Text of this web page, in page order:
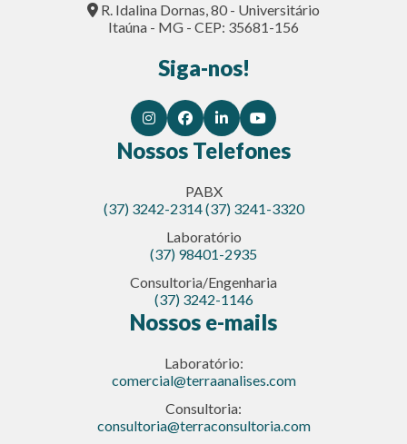
R. Idalina Dornas, 80 - Universitário
Itaúna - MG - CEP: 35681-156
Siga-nos!
Nossos Telefones
PABX
(37) 3242-2314(37) 3241-3320
Laboratório
(37) 98401-2935
Consultoria/Engenharia
(37) 3242-1146
Nossos e-mails
Laboratório:
comercial@terraanalises.com
Consultoria:
consultoria@terraconsultoria.com